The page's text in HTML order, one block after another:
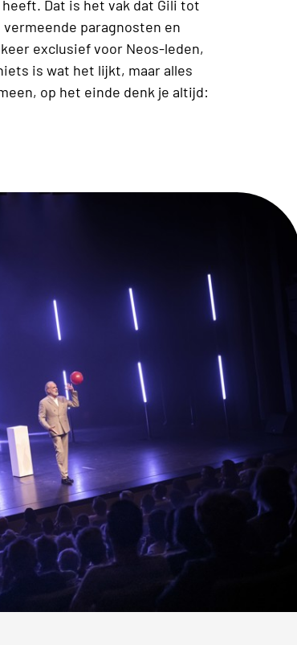
Dat is het vak dat Gili tot
paragnosten en
exclusief voor Neos-leden,
is wat het lijkt, maar alles
op het einde denk je altijd: